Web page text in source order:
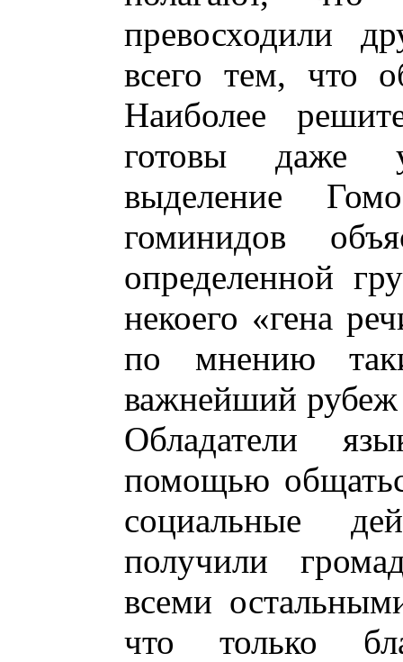
превосходили
всего тем, что
Наиболее
готовы даже
выделение
гоминидов
определенной
некоего «гена
по мнению
важнейший рубеж
Обладатели
помощью
социальные
получили
всеми
что только